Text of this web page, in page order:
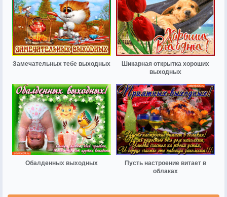
Замечательных тебе выходных
Шикарная открытка хороших
выходных
Обалденных выходных
Пусть настроение витает в
облаках